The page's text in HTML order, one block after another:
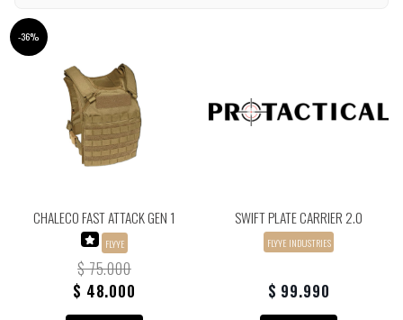
-36%
CHALECO FAST ATTACK GEN 1
FLYYE
$ 75.000
$ 48.000
SWIFT PLATE CARRIER 2.0
FLYYE INDUSTRIES
$ 99.990